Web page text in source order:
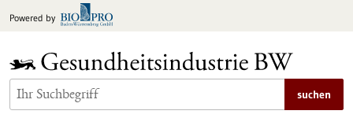
Inhalt
Powered by
suchen